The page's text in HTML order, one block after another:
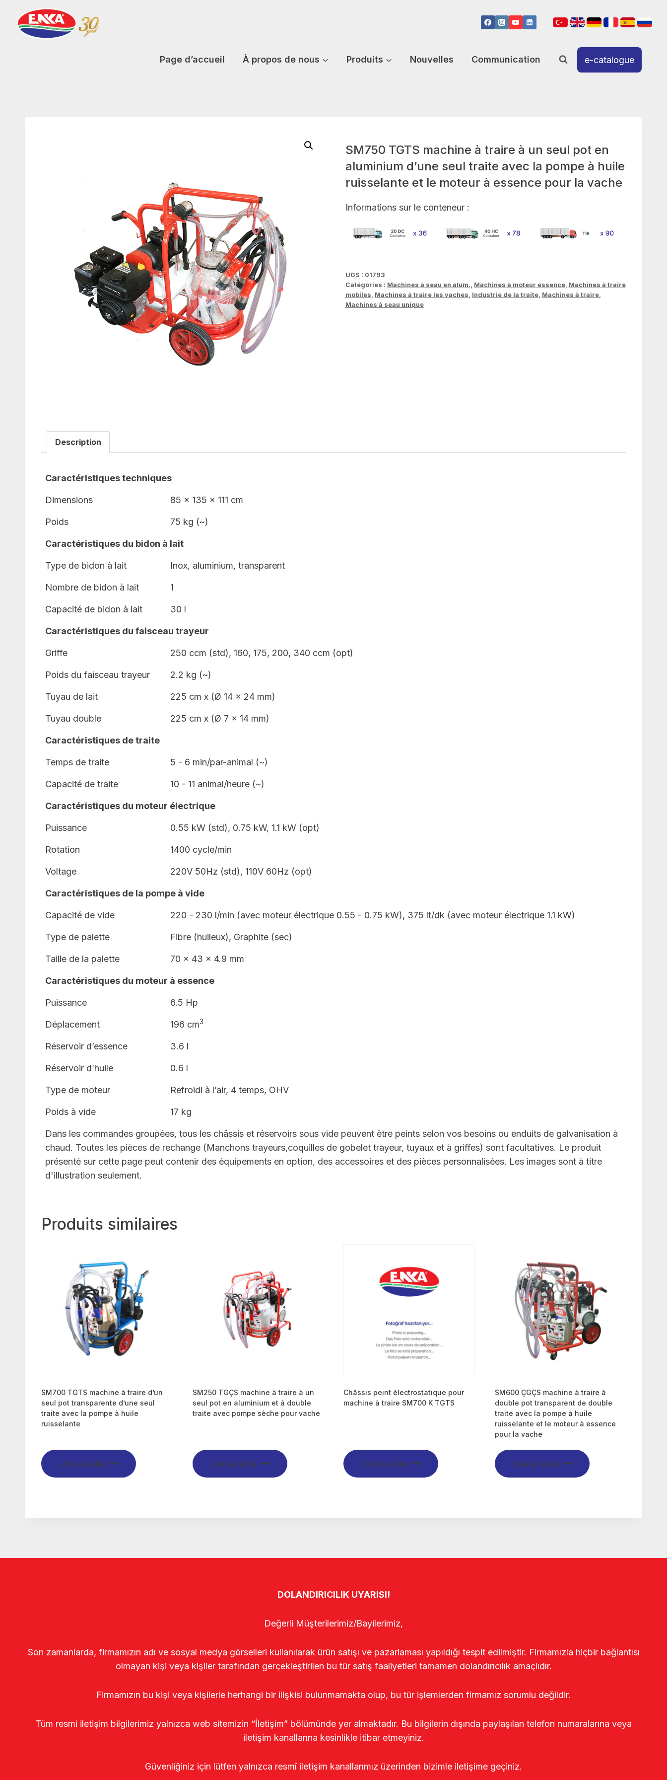
contenu
Page d’accueil À propos de nous Produits Nouvelles Communication e-catalogue
SM750 TGTS machine à traire à un seul pot en
aluminium d’une seul traite avec la pompe à huile
ruisselante et le moteur à essence pour la vache
Informations sur le conteneur :
UGS : 01793
Catégories : Machines à seau en alum., Machines à moteur essence, Machines à traire
mobiles, Machines à traire les vaches, Industrie de la traite, Machines à traire,
Machines à seau unique
Description
Caractéristiques techniques
Dimensions 85 x 135 x 111 cm
Poids 75 kg (~)
Caractéristiques du bidon à lait
Type de bidon à lait Inox, aluminium, transparent
Nombre de bidon à lait 1
Capacité de bidon à lait 30 l
Caractéristiques du faisceau trayeur
Griffe 250 ccm (std), 160, 175, 200, 340 ccm (opt)
Poids du faisceau trayeur 2.2 kg (~)
Tuyau de lait 225 cm x (Ø 14 x 24 mm)
Tuyau double 225 cm x (Ø 7 x 14 mm)
Caractéristiques de traite
Temps de traite 5 - 6 min/par-animal (~)
Capacité de traite 10 - 11 animal/heure (~)
Caractéristiques du moteur électrique
Puissance 0.55 kW (std), 0.75 kW, 1.1 kW (opt)
Rotation 1400 cycle/min
Voltage 220V 50Hz (std), 110V 60Hz (opt)
Caractéristiques de la pompe à vide
Capacité de vide 220 - 230 l/min (avec moteur électrique 0.55 - 0.75 kW), 375 lt/dk (avec moteur électrique 1.1 kW)
Type de palette Fibre (huileux), Graphite (sec)
Taille de la palette 70 x 43 x 4.9 mm
Caractéristiques du moteur à essence
Puissance 6.5 Hp
Déplacement 196 cm3
Réservoir d’essence 3.6 l
Réservoir d’huile 0.6 l
Type de moteur Refroidi à l’air, 4 temps, OHV
Poids à vide 17 kg
Dans les commandes groupées, tous les châssis et réservoirs sous vide peuvent être peints selon vos besoins ou enduits de galvanisation à
chaud. Toutes les pièces de rechange (Manchons trayeurs,coquilles de gobelet trayeur, tuyaux et à griffes) sont facultatives. Le produit
présenté sur cette page peut contenir des équipements en option, des accessoires et des pièces personnalisées. Les images sont à titre
d'illustration seulement.
Produits similaires
SM700 TGTS machine à traire d’un
seul pot transparente d’une seul
traite avec la pompe à huile
ruisselante
Lire la suite
SM250 TGÇS machine à traire à un
seul pot en aluminium et à double
traite avec pompe sèche pour vache
Lire la suite
Châssis peint électrostatique pour
machine à traire SM700 K TGTS
Lire la suite
SM600 ÇGÇS machine à traire à
double pot transparent de double
traite avec la pompe à huile
ruisselante et le moteur à essence
pour la vache
Lire la suite
DOLANDIRICILIK UYARISI!
Değerli Müşterilerimiz/Bayilerimiz,
Son zamanlarda, firmamızın adı ve sosyal medya görselleri kullanılarak ürün satışı ve pazarlaması yapıldığı tespit edilmiştir. Firmamızla hiçbir bağlantısı
olmayan kişi veya kişiler tarafından gerçekleştirilen bu tür satış faaliyetleri tamamen dolandırıcılık amaçlıdır.
Firmamızın bu kişi veya kişilerle herhangi bir ilişkisi bulunmamakta olup, bu tür işlemlerden firmamız sorumlu değildir.
Tüm resmi iletişim bilgilerimiz yalnızca web sitemizin “İletişim” bölümünde yer almaktadır. Bu bilgilerin dışında paylaşılan telefon numaralarına veya
iletişim kanallarına kesinlikle itibar etmeyiniz.
Güvenliğiniz için lütfen yalnızca resmî iletişim kanallarımız üzerinden bizimle iletişime geçiniz.